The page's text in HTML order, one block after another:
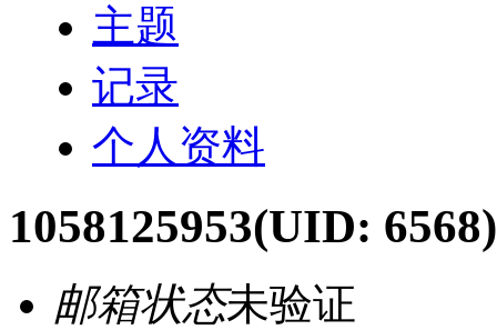
主题
记录
个人资料
1058125953(UID: 6568)
邮箱状态未验证